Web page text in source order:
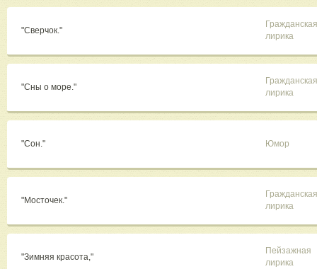
"Сверчок."
Гражданская
лирика
"Сны о море."
Гражданская
лирика
"Сон." Юмор
"Мосточек."
Гражданская
лирика
"Зимняя красота,"
Пейзажная
лирика